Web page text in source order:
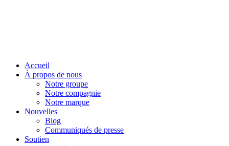
Accueil
À propos de nous
Notre groupe
Notre compagnie
Notre marque
Nouvelles
Blog
Communiqués de presse
Soutien